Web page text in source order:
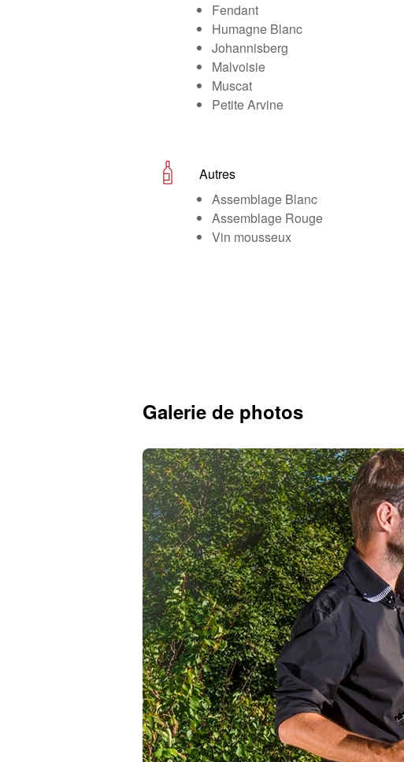
Fendant
Humagne Blanc
Johannisberg
Malvoisie
Muscat
Petite Arvine
Autres
Assemblage Blanc
Assemblage Rouge
Vin mousseux
Galerie de photos